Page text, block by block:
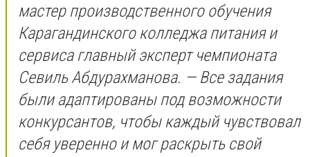
мастер производственного обучения
Карагандинского колледжа питания и
сервиса главный эксперт чемпионата
Севиль Абдурахманова. — Все задания
были адаптированы под возможности
конкурсантов, чтобы каждый чувствовал
себя уверенно и мог раскрыть свой